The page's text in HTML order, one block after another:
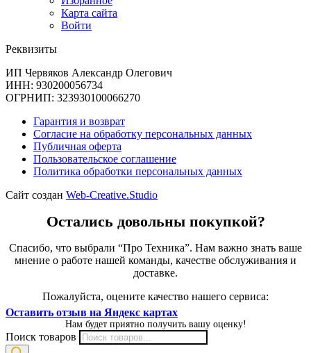
Карта сайта
Войти
Реквизиты
ИП Червяков Александр Олегович
ИНН: 930200056734
ОГРНИП: 323930100066270
Гарантия и возврат
Согласие на обработку персональных данных
Публичная оферта
Пользовательское соглашение
Политика обработки персональных данных
Сайт создан Web-Creative.Studio
Остались довольны покупкой?
Спасибо, что выбрали “Про Техника”. Нам важно знать ваше
мнение о работе нашей команды, качестве обслуживания и
доставке.
Пожалуйста, оцените качество нашего сервиса:
Оставить отзыв на Яндекс картах
Нам будет приятно получить вашу оценку!
Поиск товаров